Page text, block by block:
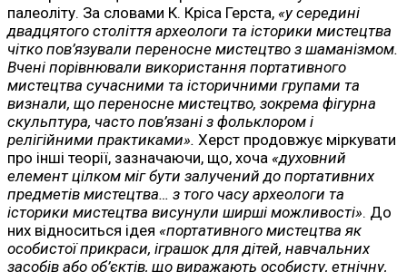
палеоліту. За словами К. Кріса Герста, «у середині
двадцятого століття археологи та історики мистецтва
чітко пов’язували переносне мистецтво з шаманізмом.
Вчені порівнювали використання портативного
мистецтва сучасними та історичними групами та
визнали, що переносне мистецтво, зокрема фігурна
скульптура, часто пов’язані з фольклором і
релігійними практиками». Херст продовжує міркувати
про інші теорії, зазначаючи, що, хоча «духовний
елемент цілком міг бути залучений до портативних
предметів мистецтва… з того часу археологи та
історики мистецтва висунули ширші можливості». До
них відноситься ідея «портативного мистецтва як
особистої прикраси, іграшок для дітей, навчальних
засобів або об’єктів, що виражають особисту, етнічну,